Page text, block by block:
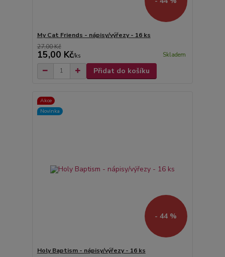
My Cat Friends - nápisy/výřezy - 16 ks
27,00 Kč
15,00 Kč/ks Skladem
Přidat do košíku
Akce
Novinka
- 44 %
Holy Baptism - nápisy/výřezy - 16 ks